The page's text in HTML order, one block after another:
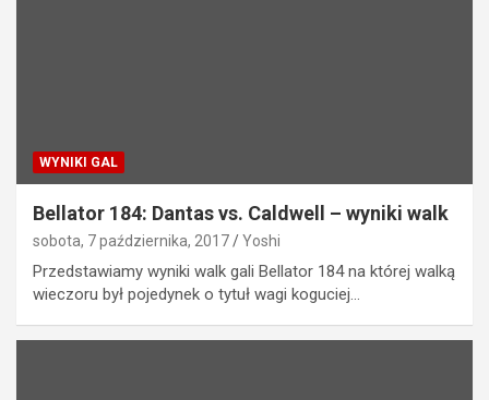
WYNIKI GAL
Bellator 184: Dantas vs. Caldwell – wyniki walk
sobota, 7 października, 2017 Yoshi
Przedstawiamy wyniki walk gali Bellator 184 na której walką
wieczoru był pojedynek o tytuł wagi koguciej…